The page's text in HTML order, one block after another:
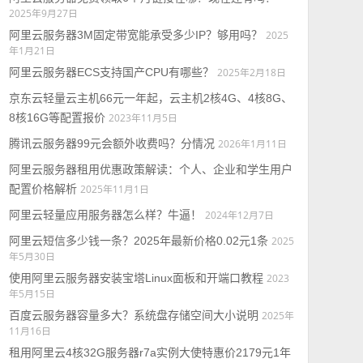
2025年9月27日
阿里云服务器3M固定带宽能承受多少IP？够用吗？
2025
年1月21日
阿里云服务器ECS支持国产CPU有哪些？
2025年2月18日
京东云轻量云主机66元一年起，云主机2核4G、4核8G、
8核16G等配置报价 2023年11月5日
腾讯云服务器99元会额外收费吗？分情况 2026年1月11日
阿里云服务器租用优惠政策解读：个人、企业和学生用户
配置价格解析 2025年11月1日
阿里云轻量应用服务器怎么样？牛逼！
2024年12月7日
阿里云短信多少钱一条？2025年最新价格0.02元1条 2025
年5月30日
使用阿里云服务器安装宝塔Linux面板和开端口教程 2023
年5月15日
百度云服务器容量多大？系统盘存储空间大小说明 2025年
11月16日
租用阿里云4核32G服务器r7a实例大使特惠价2179元1年